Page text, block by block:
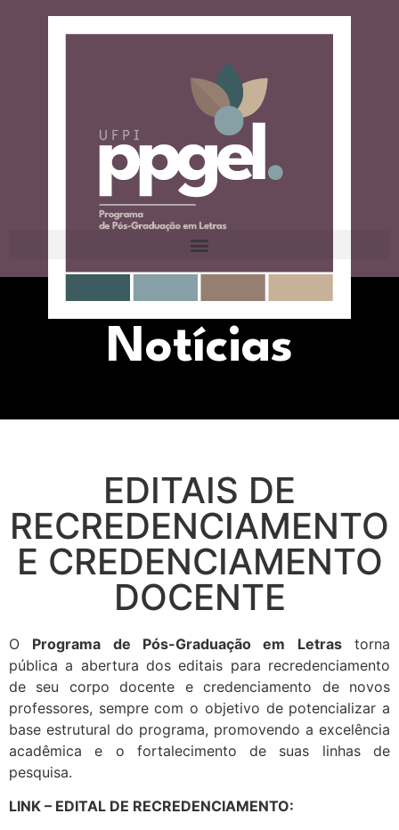
Notícias
EDITAIS DE
RECREDENCIAMENTO
E CREDENCIAMENTO
DOCENTE
O Programa de Pós-Graduação em Letrastorna
pública a abertura dos editais para recredenciamento
de seu corpo docente e credenciamento de novos
professores, sempre com o objetivo de potencializar a
base estrutural do programa, promovendo a excelência
acadêmica e o fortalecimento de suas linhas de
pesquisa.
LINK – EDITAL DE RECREDENCIAMENTO: